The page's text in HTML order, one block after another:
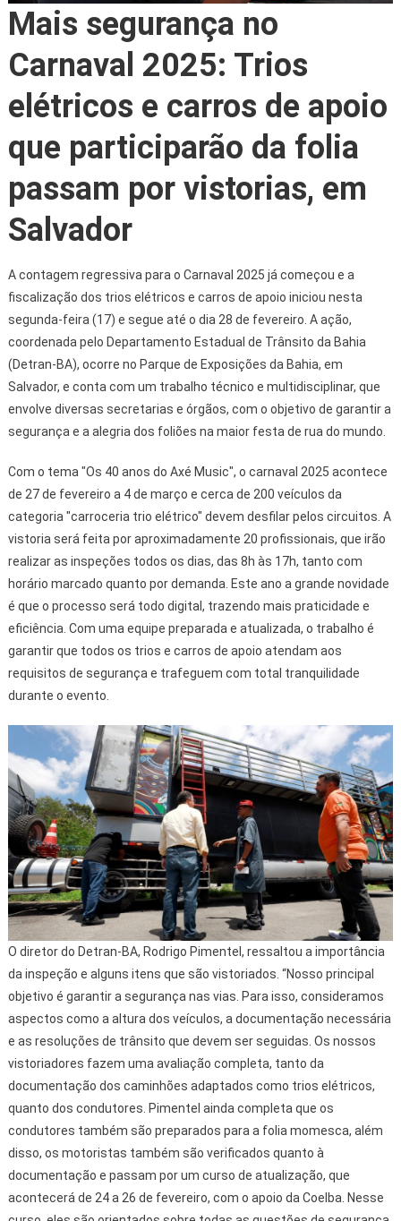
Mais segurança no
Carnaval 2025: Trios
elétricos e carros de apoio
que participarão da folia
passam por vistorias, em
Salvador
A contagem regressiva para o Carnaval 2025 já começou e a
fiscalização dos trios elétricos e carros de apoio iniciou nesta
segunda-feira (17) e segue até o dia 28 de fevereiro. A ação,
coordenada pelo Departamento Estadual de Trânsito da Bahia
(Detran-BA), ocorre no Parque de Exposições da Bahia, em
Salvador, e conta com um trabalho técnico e multidisciplinar, que
envolve diversas secretarias e órgãos, com o objetivo de garantir a
segurança e a alegria dos foliões na maior festa de rua do mundo.
Com o tema "Os 40 anos do Axé Music", o carnaval 2025 acontece
de 27 de fevereiro a 4 de março e cerca de 200 veículos da
categoria "carroceria trio elétrico" devem desfilar pelos circuitos. A
vistoria será feita por aproximadamente 20 profissionais, que irão
realizar as inspeções todos os dias, das 8h às 17h, tanto com
horário marcado quanto por demanda. Este ano a grande novidade
é que o processo será todo digital, trazendo mais praticidade e
eficiência. Com uma equipe preparada e atualizada, o trabalho é
garantir que todos os trios e carros de apoio atendam aos
requisitos de segurança e trafeguem com total tranquilidade
durante o evento.
O diretor do Detran-BA, Rodrigo Pimentel, ressaltou a importância
da inspeção e alguns itens que são vistoriados. “Nosso principal
objetivo é garantir a segurança nas vias. Para isso, consideramos
aspectos como a altura dos veículos, a documentação necessária
e as resoluções de trânsito que devem ser seguidas. Os nossos
vistoriadores fazem uma avaliação completa, tanto da
documentação dos caminhões adaptados como trios elétricos,
quanto dos condutores. Pimentel ainda completa que os
condutores também são preparados para a folia momesca, além
disso, os motoristas também são verificados quanto à
documentação e passam por um curso de atualização, que
acontecerá de 24 a 26 de fevereiro, com o apoio da Coelba. Nesse